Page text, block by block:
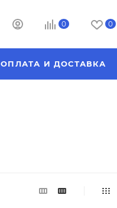
0 0
ОПЛАТА И ДОСТАВКА